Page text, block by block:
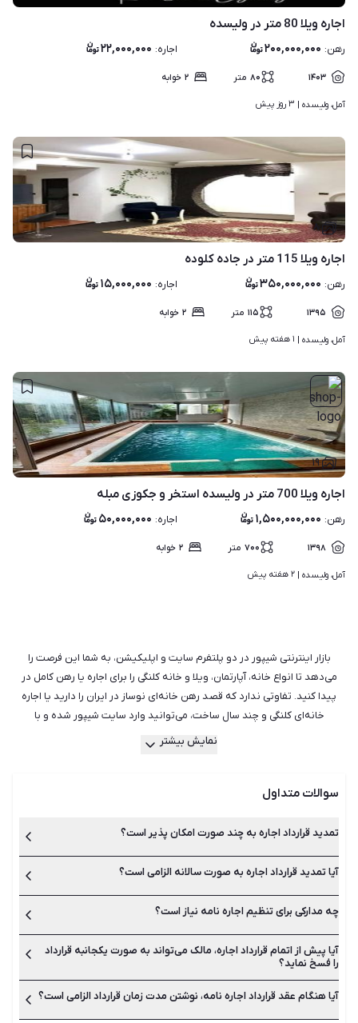
اجاره ویلا 80 متر در ولیسده
رهن: ۲۰۰,۰۰۰,۰۰۰ اجاره: ۲۲,۰۰۰,۰۰۰
۱۴۰۳ ۸۰ متر ۲ خوابه
آمل، ولیسده | ۳ روز پیش
۸
اجاره ویلا 115 متر در جاده کلوده
رهن: ۳۵۰,۰۰۰,۰۰۰ اجاره: ۱۵,۰۰۰,۰۰۰
۱۳۹۵ ۱۱۵ متر ۲ خوابه
آمل، ولیسده | ۱ هفته پیش
۱۹
اجاره ویلا 700 متر در ولیسده استخر و جکوزی مبله
رهن: ۱,۵۰۰,۰۰۰,۰۰۰ اجاره: ۵۰,۰۰۰,۰۰۰
۱۳۹۸ ۷۰۰ متر ۲ خوابه
آمل، ولیسده | ۲ هفته پیش
بازار اینترنتی شیپور در دو پلتفرم سایت و اپلیکیشن، به شما این فرصت را
می‌دهد تا انواع خانه، آپارتمان، ویلا و خانه کلنگی را برای اجاره یا رهن کامل در
پیدا کنید. تفاوتی ندارد که قصد رهن خانه‌ای نوساز در ایران را دارید یا اجاره
خانه‌ای کلنگی و چند سال ساخت، می‌توانید وارد سایت شیپور شده و با
جست‌وجو میان هزاران آگهی فعال، مناسب‌ترین ملک را برای خود بیابید.
اجاره را به شما معرفی کنند. شیپور با سال‌ها تجربه در امور رهن و اجاره خانه و
همراهی مطمئن در کنار شما باشد.
نمایش بیشتر
سوالات متداول
تمدید قرارداد اجاره به چند صورت امکان پذیر است؟
تمدید قرارداد اجاره یا همان اجاره نامه به دو صورت تمدید دستی
آیا تمدید قرارداد اجاره به صورت سالانه الزامی است؟
بله تمدید قرارداد اجاره نامه باید در پایان زمان آن انجام شود. بهتر
ثبت و تمدید شوند.
چه مدارکی برای تنظیم اجاره نامه نیاز است؟
به اصل شناسنامه و کارت ملی طرفین، اصل قرارداد اجاره نامه و اصل
سند ملکی مالک نیاز است.
آیا پیش از اتمام قرارداد اجاره، مالک می‌تواند به صورت یکجانبه قرارداد
را فسخ نماید؟
خیر این کار امکان پذیر نیست مگر پس از ارائه دلیل قانع کننده.
آیا هنگام عقد قرارداد اجاره نامه، نوشتن مدت زمان قرارداد الزامی است؟